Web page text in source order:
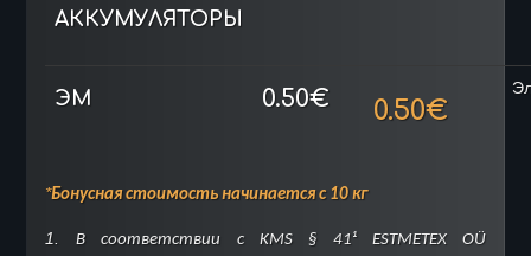
АККУМУЛЯТОРЫ
ЭМ 0.50€ 0.50€
*Бонусная стоимость начинается с 10 кг
1.В соответствии с KMS § 41¹ ESTMETEX OÜ